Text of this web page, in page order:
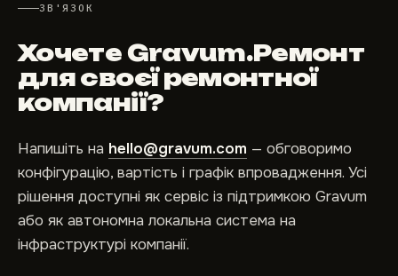
ЗВ'ЯЗОК
Хочете Gravum.Ремонт
для своєї ремонтної
компанії?
Напишіть на hello@gravum.com — обговоримо
конфігурацію, вартість і графік впровадження. Усі
рішення доступні як сервіс із підтримкою Gravum
або як автономна локальна система на
інфраструктурі компанії.